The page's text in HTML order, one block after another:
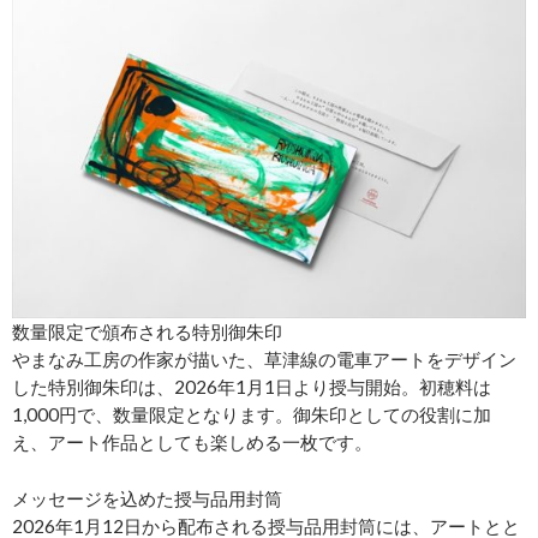
数量限定で頒布される特別御朱印
やまなみ工房の作家が描いた、草津線の電車アートをデザイン
した特別御朱印は、2026年1月1日より授与開始。初穂料は
1,000円で、数量限定となります。御朱印としての役割に加
え、アート作品としても楽しめる一枚です。
メッセージを込めた授与品用封筒
2026年1月12日から配布される授与品用封筒には、アートとと